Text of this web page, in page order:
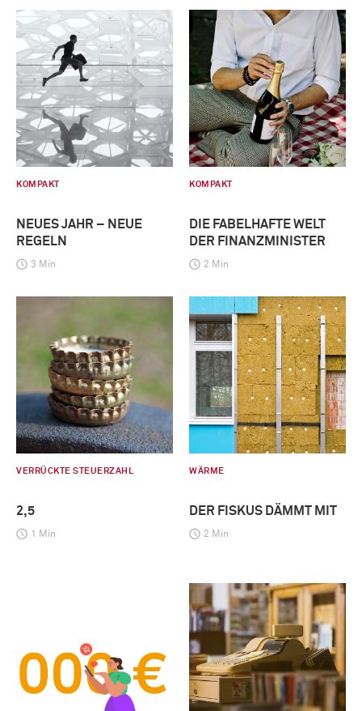
KOMPAKT
NEUES JAHR – NEUE
REGELN
3 Min
KOMPAKT
DIE FABELHAFTE WELT
DER FINANZMINISTER
2 Min
VERRÜCKTE STEUERZAHL
2,5
1 Min
WÄRME
DER FISKUS DÄMMT MIT
2 Min